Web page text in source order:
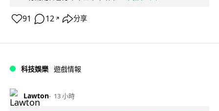
91 12 ↗ 分享
科技娛樂 遊戲情報
Lawton 13 小時